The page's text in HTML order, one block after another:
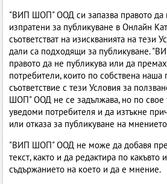
"ВИП ШОП" ООД си запазва правото да
изпратени за публикуване в Онлайн
съответстват на изискванията на тези
дали са подходящи за публикуване.
правото да не публикува или да
потребители, които по собствена наша
съответствие с тези Условия за
ШОП" ООД не се задължава, но по
уведоми потребителя и да изтъкне
или отказа за публикуване на
"ВИП ШОП" ООД не може да добавя
текст, както и да редактира по какъвто
съдържанието на което и да е мнение.